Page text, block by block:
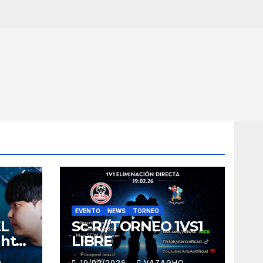
EVENTO NEWS TORNEO
Sc-R//TORNEO 1VS1
LIBRE